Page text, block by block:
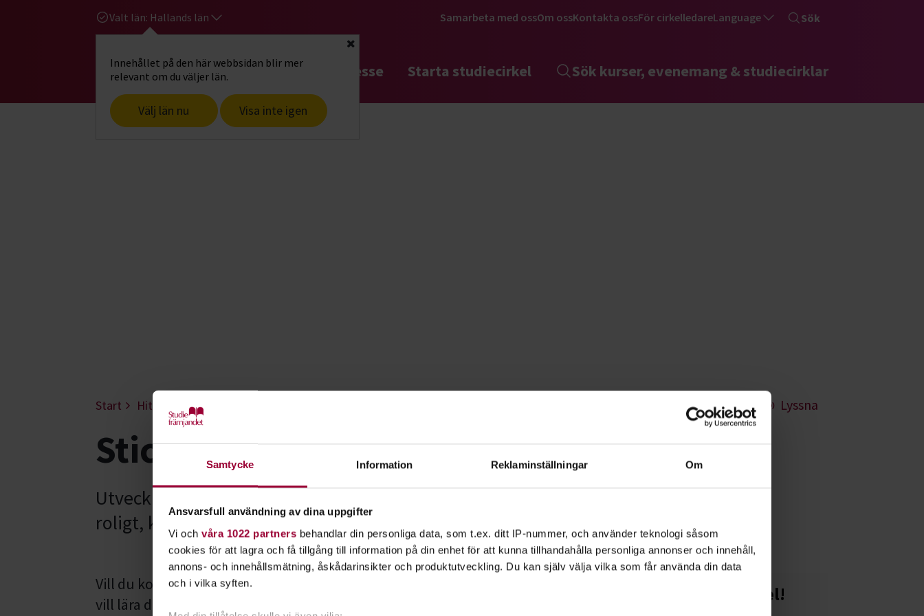
Samtycke Information Reklaminställningar Om
Ansvarsfull användning av dina uppgifter
Vi och våra 1022 partners behandlar din personliga data, som t.ex. ditt IP-nummer, och använder teknologi såsom
cookies för att lagra och få tillgång till information på din enhet för att kunna tillhandahålla personliga annonser och innehåll,
annons- och innehållsmätning, åskådarinsikter och produktutveckling. Du kan själv välja vilka som får använda din data
och i vilka syften.
Valt län: Hallands län
Innehållet på den här webbsidan blir mer
relevant om du väljer län.
Välj län nu Visa inte igen
Stäng
Samarbeta med ossOm ossKontakta ossFör cirkelledareLanguage Sök
Gå till studiefrämjandets startsidaHitta intresse Starta studiecirkel Sök kurser, evenemang & studiecirklar
Start Hitta intresse Lyssna
Stickning, virkning & brodyr - Halland
Utveckla dina färdigheter i stickning, virkning och broderi. Handarbete är både
roligt, kreativt och avslappnande.
Vill du komma igång med ditt handarbete? Eller kan du redan tekniken men
vill lära dig mer av andra? Välkommen till Studiefrämjandet. Vi ordnar
Starta en studiecirkel!